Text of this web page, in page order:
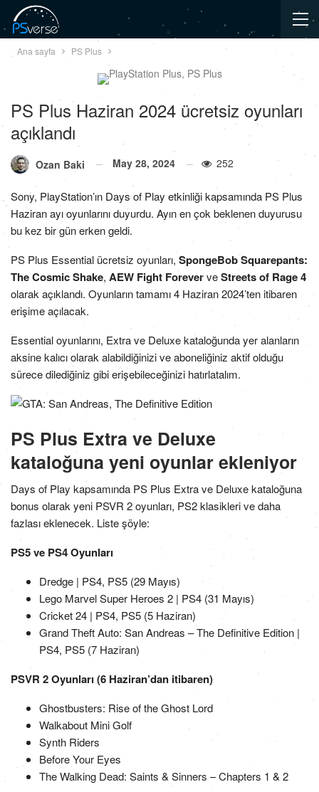
Ana sayfa PS Plus
PS Plus Haziran 2024 ücretsiz oyunları
açıklandı
Ozan Baki May 28, 2024 252
Sony, PlayStation’ın Days of Play etkinliği kapsamında PS Plus
Haziran ayı oyunlarını duyurdu. Ayın en çok beklenen duyurusu
bu kez bir gün erken geldi.
PS Plus Essential ücretsiz oyunları, SpongeBob Squarepants:
The Cosmic Shake, AEW Fight ForeverveStreets of Rage 4
olarak açıklandı. Oyunların tamamı 4 Haziran 2024’ten itibaren
erişime açılacak.
Essential oyunlarını, Extra ve Deluxe kataloğunda yer alanların
aksine kalıcı olarak alabildiğinizi ve aboneliğiniz aktif olduğu
sürece dilediğiniz gibi erişebileceğinizi hatırlatalım.
PS Plus Extra ve Deluxe
kataloğuna yeni oyunlar ekleniyor
Days of Play kapsamında PS Plus Extra ve Deluxe kataloğuna
bonus olarak yeni PSVR 2 oyunları, PS2 klasikleri ve daha
fazlası eklenecek. Liste şöyle:
PS5 ve PS4 Oyunları
Dredge | PS4, PS5 (29 Mayıs)
Lego Marvel Super Heroes 2 | PS4 (31 Mayıs)
Cricket 24 | PS4, PS5 (5 Haziran)
Grand Theft Auto: San Andreas – The Definitive Edition |
PS4, PS5 (7 Haziran)
PSVR 2 Oyunları (6 Haziran’dan itibaren)
Ghostbusters: Rise of the Ghost Lord
Walkabout Mini Golf
Synth Riders
Before Your Eyes
The Walking Dead: Saints & Sinners – Chapters 1 & 2